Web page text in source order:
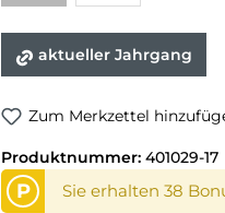
aktueller Jahrgang
Zum Merkzettel
Produktnummer: 401029-17
P Sie erhalten 38